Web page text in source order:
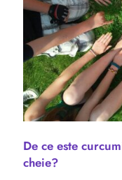
De ce este
cheie?